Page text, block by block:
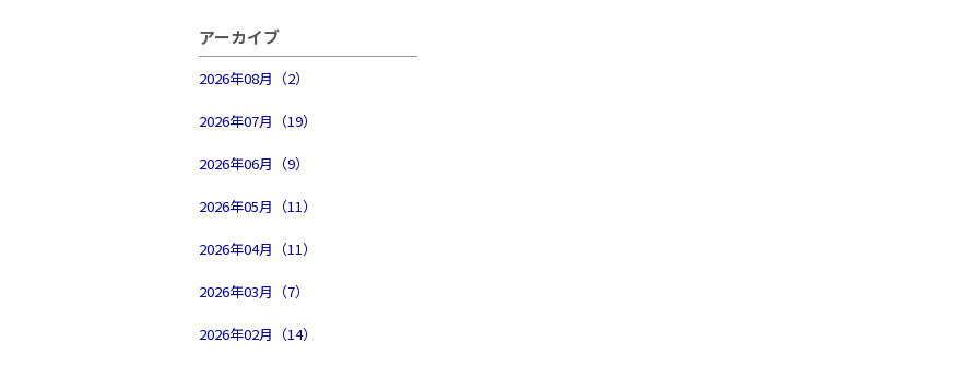
アーカイブ
2026年08月（2）
2026年07月（19）
2026年06月（9）
2026年05月（11）
2026年04月（11）
2026年03月（7）
2026年02月（14）